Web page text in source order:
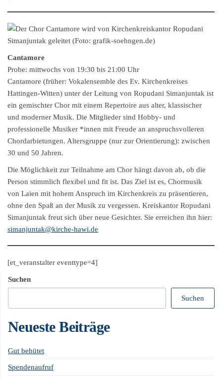
Cantamore
Probe: mittwochs von 19:30 bis 21:00 Uhr
Cantamore (früher: Vokalensemble des Ev. Kirchenkreises
Hattingen-Witten) unter der Leitung von Ropudani Simanjuntak ist
ein gemischter Chor mit einem Reper­toire aus alter, klassischer
und moderner Musik. Die Mitglieder sind Hobby- und
professionelle Musiker *innen mit Freude an anspruchsvolleren
Chordarbietungen. Altersgruppe (nur zur Orientierung): zwischen
30 und 50 Jahren.
Die Möglichkeit zur Teilnahme am Chor hängt davon ab, ob die
Person stimmlich flexibel und fit ist. Das Ziel ist es, Chormusik
von Laien mit hohem Anspruch im Kirchenkreis zu präsentieren,
ohne den Spaß an der Musik zu vergessen. Kreiskantor Ropudani
Simanjuntak freut sich über neue Gesichter. Sie erreichen ihn hier:
simanjuntak@kirche-hawi.de
[et_veranstalter eventtype=4]
Suchen
Suchen
Neueste Beiträge
Gut behütet
Spendenaufruf